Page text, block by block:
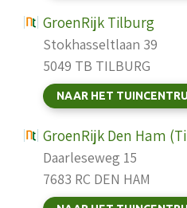
GroenRijk Tilburg
Stokhasseltlaan 39
5049 TB TILBURG
NAAR HET
GroenRijk Den Ham
Daarleseweg 15
7683 RC DEN HAM